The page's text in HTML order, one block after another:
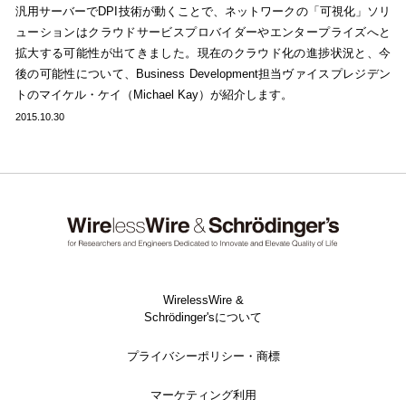
汎用サーバーでDPI技術が動くことで、ネットワークの「可視化」ソリ
ューションはクラウドサービスプロバイダーやエンタープライズへと
拡大する可能性が出てきました。現在のクラウド化の進捗状況と、今
後の可能性について、Business Development担当ヴァイスプレジデン
トのマイケル・ケイ（Michael Kay）が紹介します。
2015.10.30
WirelessWire &
Schrödinger'sについて
プライバシーポリシー・商標
マーケティング利用